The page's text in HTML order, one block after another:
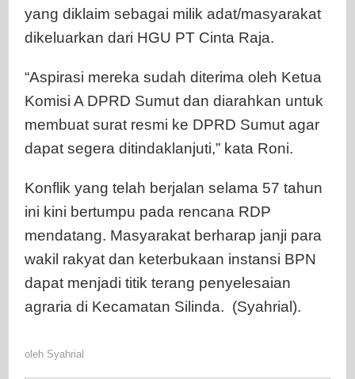
yang diklaim sebagai milik adat/masyarakat
dikeluarkan dari HGU PT Cinta Raja.
“Aspirasi mereka sudah diterima oleh Ketua
Komisi A DPRD Sumut dan diarahkan untuk
membuat surat resmi ke DPRD Sumut agar
dapat segera ditindaklanjuti,” kata Roni.
Konflik yang telah berjalan selama 57 tahun
ini kini bertumpu pada rencana RDP
mendatang. Masyarakat berharap janji para
wakil rakyat dan keterbukaan instansi BPN
dapat menjadi titik terang penyelesaian
agraria di Kecamatan Silinda. (Syahrial).
oleh Syahrial